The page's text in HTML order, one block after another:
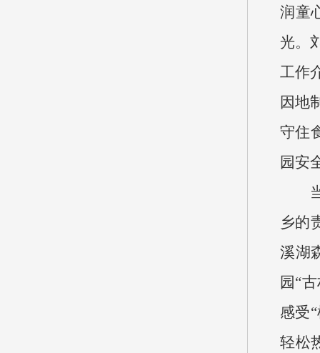
润童
光。
工作
因地
守住
园安
乡的
溪湖
园“
感受
轻松